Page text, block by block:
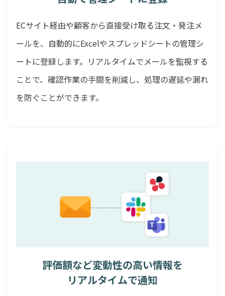
ECサイト経由や顧客から直接受け取る注文・発注メ
ールを、自動的にExcelやスプレッドシートの管理シ
ートに登録します。リアルタイムでメールを監視する
ことで、確認作業の手間を削減し、処理の遅延や漏れ
を防ぐことができます。
評価額など変動性の高い情報を
リアルタイムで通知